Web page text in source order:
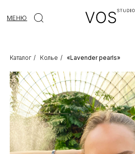
Каталог / Колье / «Lavender pearls»